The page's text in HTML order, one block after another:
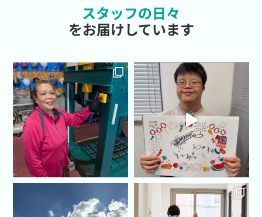
スタッフの日々
をお届けしています